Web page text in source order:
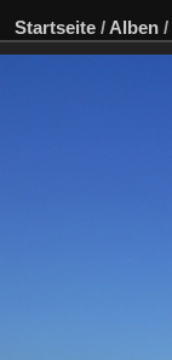
Startseite / Alben /